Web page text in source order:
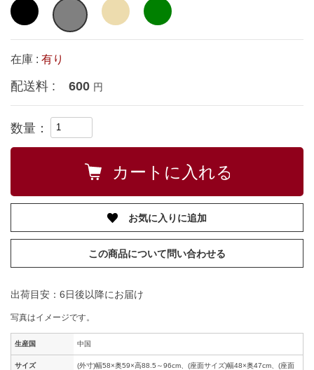
在庫 : 有り
配送料 : 600 円
数量：
お気に入りに追加
この商品について問い合わせる
出荷目安：6日後以降にお届け
写真はイメージです。
生産国 中国
サイズ
(外寸)幅58×奥59×高88.5～96cm、(座面サイズ)幅48×奥47cm、(座面